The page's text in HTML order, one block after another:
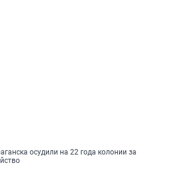
осудили на 22 года колонии за